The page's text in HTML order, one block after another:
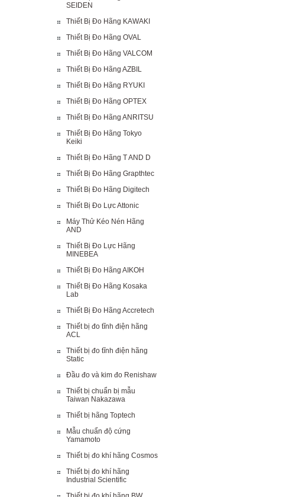
SEIDEN
Thiết Bị Đo Hãng KAWAKI
Thiết Bị Đo Hãng OVAL
Thiết Bị Đo Hãng VALCOM
Thiết Bị Đo Hãng AZBIL
Thiết Bị Đo Hãng RYUKI
Thiết Bị Đo Hãng OPTEX
Thiết Bị Đo Hãng ANRITSU
Thiết Bị Đo Hãng Tokyo
Keiki
Thiết Bị Đo Hãng T AND D
Thiết Bị Đo Hãng Grapthtec
Thiết Bị Đo Hãng Digitech
Thiết Bị Đo Lực Attonic
Máy Thử Kéo Nén Hãng
AND
Thiết Bị Đo Lực Hãng
MINEBEA
Thiết Bị Đo Hãng AIKOH
Thiết Bị Đo Hãng Kosaka
Lab
Thiết Bị Đo Hãng Accretech
Thiết bị đo tĩnh điện hãng
ACL
Thiết bị đo tĩnh điện hãng
Static
Đầu đo và kim đo Renishaw
Thiết bị chuẩn bị mẫu
Taiwan Nakazawa
Thiết bị hãng Toptech
Mẫu chuẩn độ cứng
Yamamoto
Thiết bị đo khí hãng Cosmos
Thiết bị đo khí hãng
Industrial Scientific